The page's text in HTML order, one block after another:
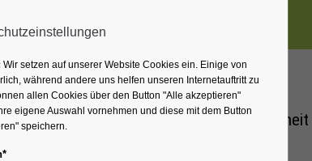
Übernachten Für Ihre Gesundheit
Wir setzen auf unserer Website Cookies ein. Einige von
während andere uns helfen unseren Internetauftritt zu
allen Cookies über den Button "Alle akzeptieren"
eigene Auswahl vornehmen und diese mit dem Button
speichern.